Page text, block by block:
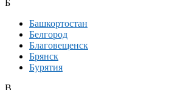
Б
Башкортостан
Белгород
Благовещенск
Брянск
Бурятия